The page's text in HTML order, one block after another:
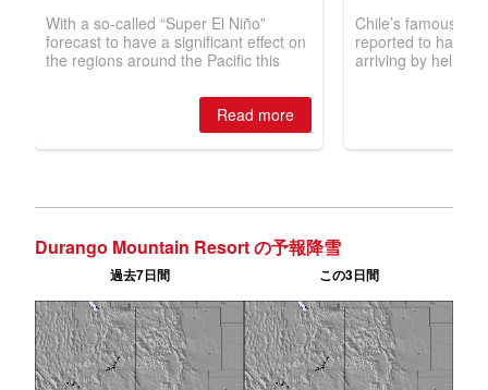
Durango Mountain Resort の予報降雪
過去7日間 この3日間